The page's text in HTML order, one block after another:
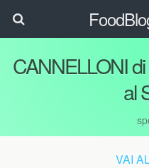
CANNELLONI
al
VAI